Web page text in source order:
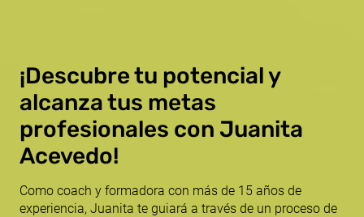
¡Descubre tu potencial y
alcanza tus metas
profesionales con Juanita
Acevedo!
Como coach y formadora con más de 15 años de
experiencia, Juanita te guiará a través de un proceso de